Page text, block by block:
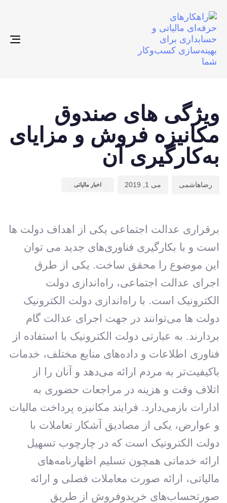
ویژگی های صندوق
مکانیزه فروش و مزایای
به‌کارگیری آن
رضاهاشمی می 1, 2019 اخبار مالیاتی
برقراری عدالت اجتماعی یکی از اهداف دولت ها
است و با بکارگیری فناوری‌های جدید می توان
این موضوع را محقق ساخت. یکی از طرق
اجرای عدالت اجتماعی، راه‌اندازی دولت
الکترونیک است. با راه‌اندازی دولت الکترونیک
دولت ها می‌توانند در جهت اجرای عدالت گام
بردارند. به عبارتی دولت الکترونیک با استفاده از
فناوری اطلاعات و داده‌های منابع مختلف، خدمات
باکیفیت‌تر به مردم ارائه می‌دهد و آنان را از
اتلاف وقت و هزینه در مراجعات حضوری به
ادارات بازمی‌دارد. فرایند مکانیزه پرداخت مالیات
و عوارض، یکی از مصادیق آشکار تعاملات با
دولت الکترونیک است که در چارچوب تسهیل
ارائه خدماتی همچون تسلیم اظهارنامه‌های
مالیاتی، ارائه صورت معاملات فصلی و ارائه
صورتحساب‌های خریدوفروش از طریق